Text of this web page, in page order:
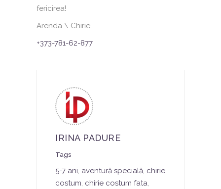
fericirea!
Arenda \ Chirie.
+373-781-62-877
IRINA PADURE
Tags
5-7 ani, aventură specială, chirie
costum, chirie costum fata,